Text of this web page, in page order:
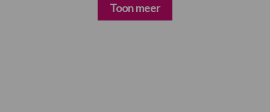
Toon meer